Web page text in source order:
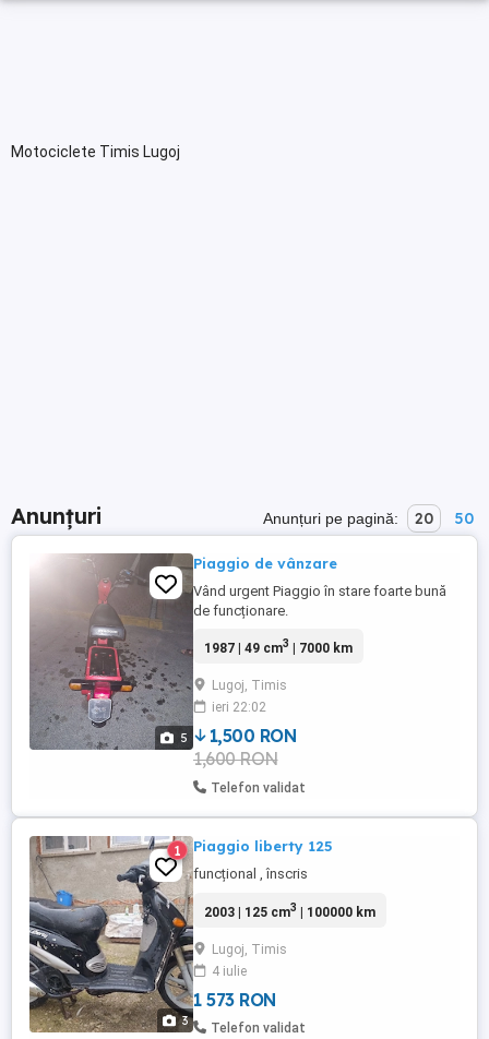
Motociclete Timis Lugoj
Anunțuri Anunțuri pe pagină: 20 50
5
Piaggio de vânzare
Vând urgent Piaggio în stare foarte bună
de funcționare.
1987 | 49 cm3 | 7000 km
Lugoj, Timis
ieri 22:02
1,500 RON
1,600 RON
Telefon validat
3
1 Piaggio liberty 125
funcțional , înscris
2003 | 125 cm3 | 100000 km
Lugoj, Timis
4 iulie
1 573 RON
Telefon validat